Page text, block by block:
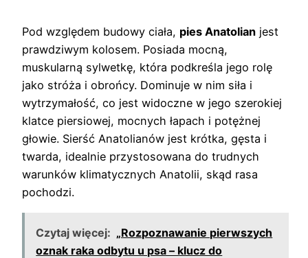
Pod względem budowy ciała, pies Anatolian jest
prawdziwym kolosem. Posiada mocną,
muskularną sylwetkę, która podkreśla jego rolę
jako stróża i obrońcy. Dominuje w nim siła i
wytrzymałość, co jest widoczne w jego szerokiej
klatce piersiowej, mocnych łapach i potężnej
głowie. Sierść Anatolianów jest krótka, gęsta i
twarda, idealnie przystosowana do trudnych
warunków klimatycznych Anatolii, skąd rasa
pochodzi.
Czytaj więcej: „Rozpoznawanie pierwszych
oznak raka odbytu u psa – klucz do